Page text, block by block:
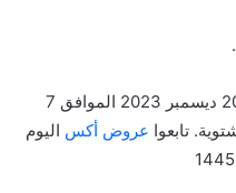
عروض كارفور السعودية الأسبوعية 20 ديسمبر 2023 الموافق 7
عروض أكس اليوم